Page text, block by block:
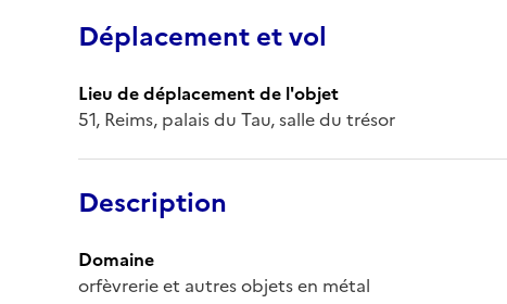
Déplacement et vol
Lieu de déplacement de l'objet
51, Reims, palais du Tau, salle du trésor
Description
Domaine
orfèvrerie et autres objets en métal